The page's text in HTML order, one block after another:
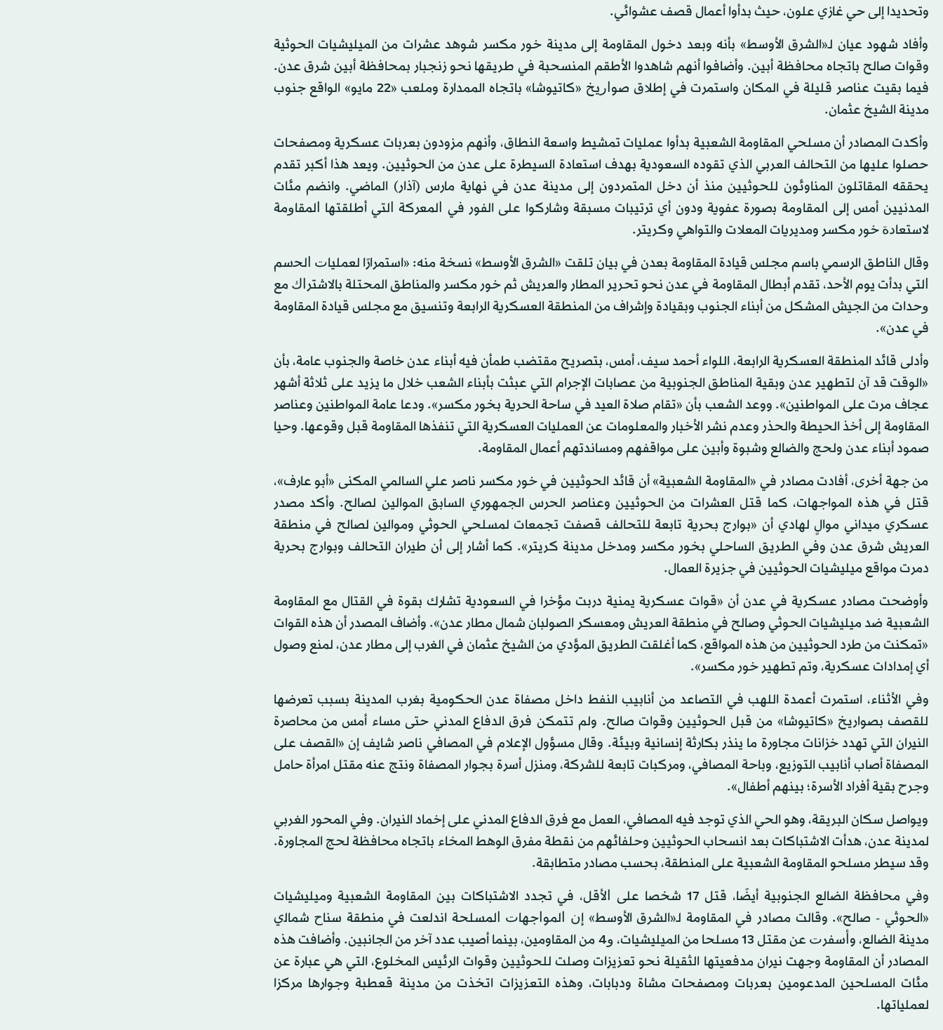
وتحديدا إلى حي غازي علون، حيث بدأوا أعمال قصف عشوائي.
وأفاد شهود عيان لـ«الشرق الأوسط» بأنه وبعد دخول المقاومة إلى مدينة خور مكسر شوهد عشرات من الميليشيات الحوثية
وقوات صالح باتجاه محافظة أبين. وأضافوا أنهم شاهدوا الأطقم المنسحبة في طريقها نحو زنجبار بمحافظة أبين شرق عدن.
فيما بقيت عناصر قليلة في المكان واستمرت في إطلاق ﺻﻮﺍﺭيخ «كاتيوشا» باتجاه الممدارة وملعب «22 مايو» الواقع جنوب
مدينة الشيخ عثمان.
وأكدت المصادر أن مسلحي المقاومة الشعبية بدأوا عمليات تمشيط واسعة النطاق، وأنهم مزودون بعربات عسكرية ومصفحات
حصلوا عليها من التحالف العربي الذي تقوده السعودية بهدف استعادة السيطرة على عدن من الحوثيين. ويعد هذا أكبر تقدم
يحققه المقاتلون المناوئون للحوثيين منذ أن دخل المتمردون إلى مدينة عدن في نهاية مارس (آذار) الماضي. وانضم مئات
المدنيين أمس إلى ﺍﻟﻤﻘﺎﻭﻣﺔ ﺑصورة عفوية ودون أي ترتيبات مسبقة وشاركوا ﻋﻠﻰ الفور ﻓﻲ ﺍﻟﻤﻌﺮﻛﺔ ﺍﻟﺘﻲ أطلقتها ﺍﻟﻤﻘﺎﻭﻣﺔ
ﻻﺳﺘﻌﺎﺩﺓ خور مكسر ومديريات المعلات والتواهي وكريتر.
وقال الناطق الرسمي باسم مجلس قيادة المقاومة بعدن في بيان تلقت «الشرق الأوسط» نسخة منه: «استمرارًا ﻟﻌﻤﻠﻴﺎﺕ ﺍﻟﺤسم
ﺍﻟﺘﻲ ﺑدأت يوم الأحد، تقدم أبطال المقاومة في عدن نحو تحرير المطار والعريش ثم خور مكسر والمناطق المحتلة باﻻﺷﺘﺮﺍﻙ ﻣﻊ
ﻭحدات من الجيش المشكل من أبناء الجنوب وبقيادة وإشراف من المنطقة العسكرية الرابعة وتنسيق مع مجلس قيادة المقاومة
في عدن».
وأدلى قائد المنطقة العسكرية الرابعة، اللواء أحمد سيف، أمس، بتصريح مقتضب طمأن فيه أبناء عدن خاصة والجنوب عامة، بأن
«الوقت قد آن لتطهير عدن وبقية المناطق الجنوبية من عصابات الإجرام التي عبثت بأبناء الشعب خلال ما يزيد على ثلاثة أشهر
عجاف مرت على المواطنين». ووعد الشعب بأن «تقام صلاة العيد في ساحة الحرية بخور مكسر». ودعا عامة المواطنين وعناصر
المقاومة إلى أخذ الحيطة والحذر وعدم نشر الأخبار والمعلومات عن العمليات العسكرية التي تنفذها المقاومة قبل وقوعها. وحيا
صمود أبناء عدن ولحج والضالع وشبوة وأبين على مواقفهم ومساندتهم أعمال المقاومة.
من جهة أخرى، أفادت مصادر في «المقاومة الشعبية» أن قائد الحوثيين في خور مكسر ناصر علي السالمي المكنى «أبو عارف»،
قتل في هذه المواجهات، كما قتل العشرات من الحوثيين وعناصر الحرس الجمهوري السابق الموالين لصالح. وأكد مصدر
عسكري ميداني موالٍ لهادي أن «بوارج بحرية تابعة للتحالف قصفت تجمعات لمسلحي الحوثي وموالين لصالح في منطقة
العريش شرق عدن وفي الطريق الساحلي بخور مكسر ومدخل مدينة كريتر». كما أشار إلى أن طيران التحالف وبوارج بحرية
دمرت مواقع ميليشيات الحوثيين في جزيرة العمال.
وأوضحت مصادر عسكرية في عدن أن «قوات عسكرية يمنية دربت مؤخرا في السعودية تشارك بقوة في القتال مع المقاومة
الشعبية ضد ميليشيات الحوثي وصالح في منطقة العريش ومعسكر الصولبان شمال مطار عدن». وأضاف المصدر أن هذه القوات
«تمكنت من طرد الحوثيين من هذه المواقع، كما أغلقت الطريق المؤدي من الشيخ عثمان في الغرب إلى مطار عدن، لمنع وصول
أي إمدادات عسكرية، وتم تطهير خور مكسر».
وفي الأثناء، استمرت أعمدة اللهب في التصاعد من أنابيب النفط داخل مصفاة عدن الحكومية بغرب المدينة بسبب تعرضها
للقصف بصواريخ «كاتيوشا» من قبل الحوثيين وقوات صالح. ولم تتمكن فرق الدفاع المدني حتى مساء أمس من محاصرة
النيران التي تهدد خزانات مجاورة ما ينذر بكارثة إنسانية وبيئة. وقال مسؤول الإعلام في المصافي ناصر شايف إن «القصف على
المصفاة أصاب أنابيب التوزيع، وباحة المصافي، ومركبات تابعة للشركة، ومنزل أسرة بجوار المصفاة ونتج عنه مقتل امرأة حامل
وجرح بقية أفراد الأسرة؛ بينهم أطفال».
ويواصل سكان البريقة، وهو الحي الذي توجد فيه المصافي، العمل مع فرق الدفاع المدني على إخماد النيران. وفي المحور الغربي
لمدينة عدن، هدأت الاشتباكات بعد انسحاب الحوثيين وحلفائهم من نقطة مفرق الوهط المخاء باتجاه محافظة لحج المجاورة.
وقد سيطر مسلحو المقاومة الشعبية على المنطقة، بحسب مصادر متطابقة.
وفي محافظة الضالع الجنوبية أيضًا، قتل 17 ﺷﺨﺼﺎ ﻋﻠﻰ ﺍﻷﻗﻞ، ﻓﻲ تجدد الاشتباكات بين المقاومة الشعبية وميليشيات
«الحوثي - صالح». وقالت مصادر في المقاومة لـ«الشرق الأوسط» إﻥ ﺍﻟﻤﻮﺍﺟﻬﺎﺕ ﺍﻟﻤﺴﻠﺤﺔ اندلعت في منطقة ﺳﻨﺎﺡ ﺷﻤﺎﻟي
مدينة الضالع، وﺃﺳﻔﺮﺕ ﻋﻦ ﻣﻘﺘﻞ 13 ﻣﺴﻠﺤﺎ من الميليشيات، ﻭ4 من المقاومين، بينما أصيب عدد آخر من الجانبين. وأضافت هذه
المصادر أن المقاومة وجهت نيران مدفعيتها الثقيلة نحو تعزيزات وصلت ﻟﻠﺤﻮﺛﻴﻴﻦ وقوات الرئيس المخلوع، التي هي عبارة عن
مئات المسلحين المدعومين بعربات ومصفحات مشاة ودبابات، وهذه التعزيزات اتخذت من مدينة قعطبة وجوارها مركزا
لعملياتها.